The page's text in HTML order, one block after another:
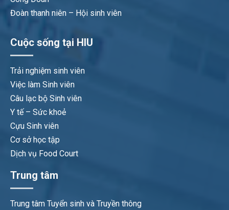
Đoàn thanh niên – Hội sinh viên
Cuộc sống tại HIU
Trải nghiệm sinh viên
Việc làm Sinh viên
Câu lạc bộ Sinh viên
Y tế – Sức khoẻ
Cựu Sinh viên
Cơ sở học tập
Dịch vụ Food Court
Trung tâm
Trung tâm Tuyển sinh và Truyền thông